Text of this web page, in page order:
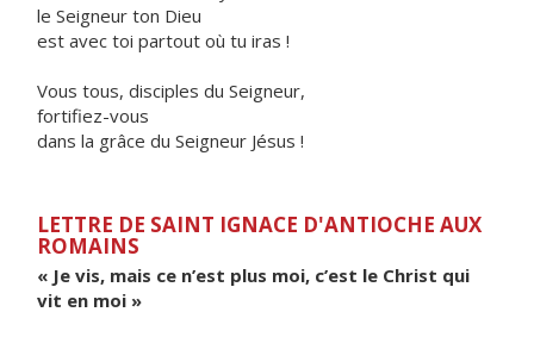
le Seigneur ton Dieu
est avec toi partout où tu iras !
Vous tous, disciples du Seigneur,
fortifiez-vous
dans la grâce du Seigneur Jésus !
LETTRE DE SAINT IGNACE D'ANTIOCHE AUX
ROMAINS
« Je vis, mais ce n’est plus moi, c’est le Christ qui
vit en moi »